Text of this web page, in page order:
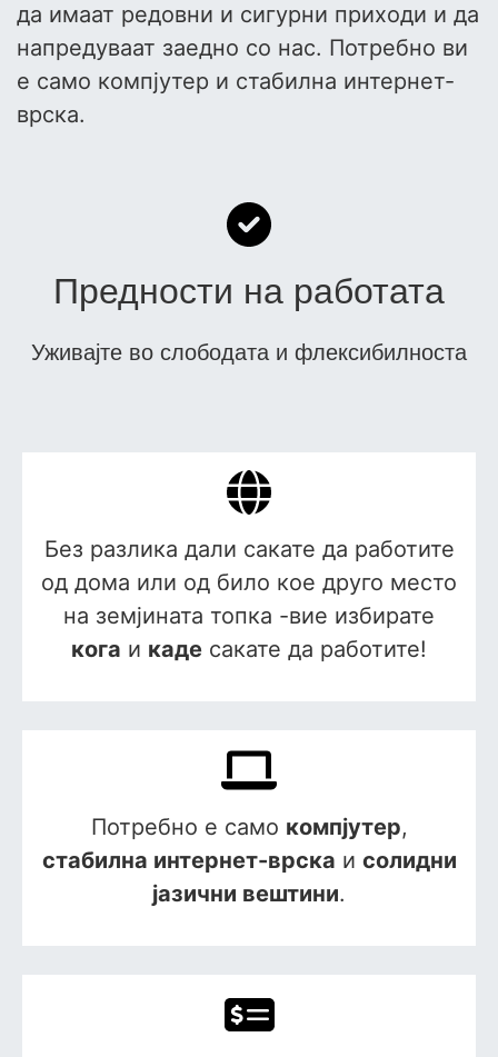
да имаат редовни и сигурни приходи и да
напредуваат заедно со нас. Потребно ви
е само компјутер и стабилна интернет-
врска.
Предности на работата
Уживајте во слободата и флексибилноста
Без разлика дали сакате да работите
од дома или од било кое друго место
на земјината топка -вие избирате
кога и каде сакате да работите!
Потребно е само компјутер,
стабилна интернет-врска и солидни
јазични вештини.